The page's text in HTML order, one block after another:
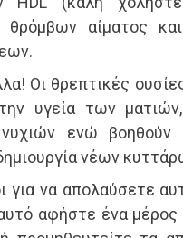
αίματος
Οι θρεπτικές
υγεία των
ενώ βοηθούν
νέων
για να απολαύσετε
αφήστε ένα